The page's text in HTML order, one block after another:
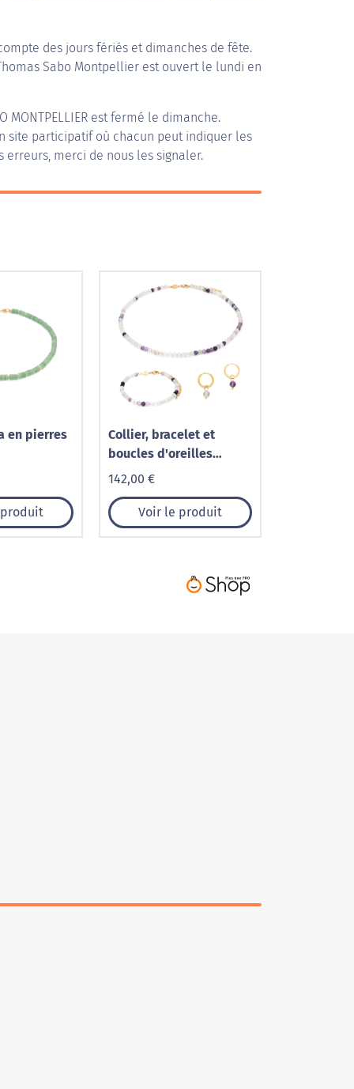
des jours fériés et dimanches de fête.
Sabo Montpellier est ouvert le lundi en
MONTPELLIER est fermé le dimanche.
site participatif où chacun peut indiquer les
erreurs, merci de nous les signaler.
en pierres
Collier, bracelet et
boucles d'oreilles
Serena en pierres
142,00 €
Voir le produit